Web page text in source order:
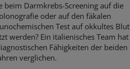
beim Darmkrebs-Screening auf die
oder auf den fäkalen
Test auf okkultes Blut
werden? Ein italienisches Team hat
Fähigkeiten der beiden
verglichen.